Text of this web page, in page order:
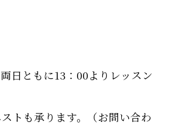
ともに13：00よりレッスン
トも承ります。（お問い合わ